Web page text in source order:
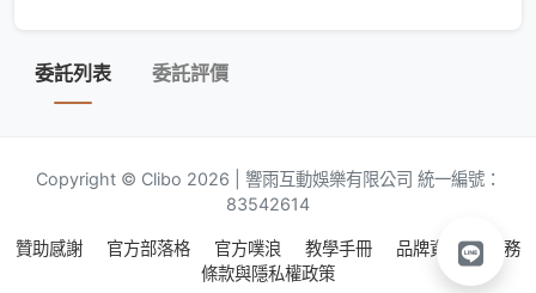
委託列表 委託評價
Copyright © Clibo 2026 | 響雨互動娛樂有限公司 統一編號：
83542614
贊助感謝 官方部落格 官方噗浪 教學手冊 品牌資源
服務
條款與隱私權政策